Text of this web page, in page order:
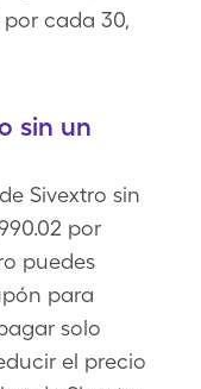
cada 30,
sin un
Sivextro sin
por
puedes
para
solo
el precio